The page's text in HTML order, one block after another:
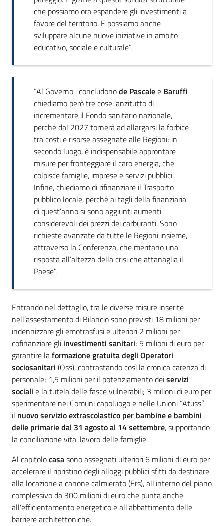
che possiamo ora espandere gli investimenti a
favore del territorio. E possiamo anche
sviluppare alcune nuove iniziative in ambito
educativo, sociale e culturale”.
“Al Governo- concludonode Pascalee Baruffi-
chiediamo però tre cose: anzitutto di
incrementare il Fondo sanitario nazionale,
perché dal 2027 tornerà ad allargarsi la forbice
tra costi e risorse assegnate alle Regioni; in
secondo luogo, è indispensabile approntare
misure per fronteggiare il caro energia, che
colpisce famiglie, imprese e servizi pubblici.
Infine, chiediamo di rifinanziare il Trasporto
pubblico locale, perché ai tagli della finanziaria
di quest’anno si sono aggiunti aumenti
considerevoli dei prezzi dei carburanti. Sono
richieste avanzate da tutte le Regioni insieme,
attraverso la Conferenza, che meritano una
risposta all’altezza della crisi che attanaglia il
Paese”.
Entrando nel dettaglio, tra le diverse misure inserite
nell’assestamento di Bilancio sono previsti 18 milioni per
indennizzare gli emotrasfusi e ulteriori 2 milioni per
cofinanziare gli investimenti sanitari; 5 milioni di euro per
garantire laformazione gratuita degli Operatori
sociosanitari (Oss), contrastando così la cronica carenza di
personale; 1,5 milioni per il potenziamento deiservizi
sociali e la tutela delle fasce vulnerabili; 3 milioni di euro per
sperimentare nei Comuni capoluogo e nelle Unioni “Atuss”
il nuovo servizio extrascolastico per bambine e bambini
delle primariedal 31 agosto al 14 settembre, supportando
la conciliazione vita-lavoro delle famiglie.
Al capitolocasasono assegnati ulteriori 6 milioni di euro per
accelerare il ripristino degli alloggi pubblici sfitti da destinare
alla locazione a canone calmierato (Ers), all'interno del piano
complessivo da 300 milioni di euro che punta anche
all'efficientamento energetico e all'abbattimento delle
barriere architettoniche.